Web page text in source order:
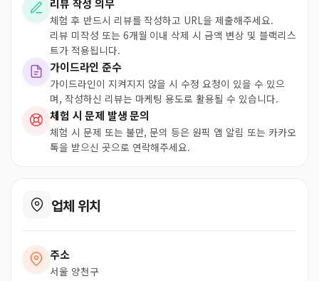
리뷰 작성 의무
체험 후 반드시 리뷰를 작성하고 URL을 제출해주세요.
리뷰 미작성 또는 6개월 이내 삭제 시 금액 변상 및 블랙리스
트가 적용됩니다.
가이드라인 준수
가이드라인이 지켜지지 않을 시 수정 요청이 있을 수 있으
며, 작성하신 리뷰는 마케팅 용도로 활용될 수 있습니다.
체험 시 문제 발생 문의
체험 시 문제 또는 불만, 문의 등은 원픽 앱 알림 또는 카카오
톡을 받으신 곳으로 연락해주세요.
업체 위치
주소
서울 양천구